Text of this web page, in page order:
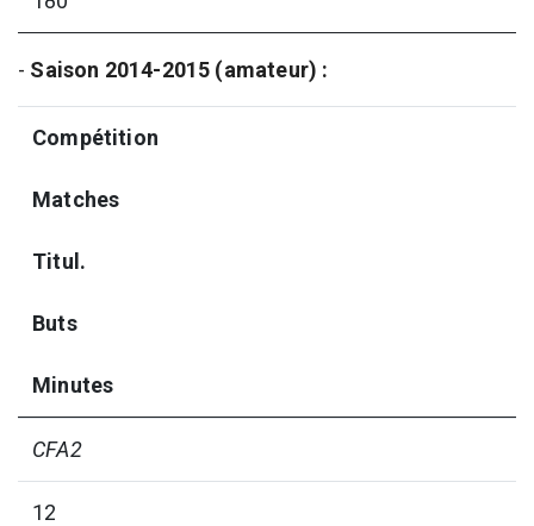
- Saison 2014-2015 (amateur) :
Compétition
Matches
Titul.
Buts
Minutes
CFA2
12